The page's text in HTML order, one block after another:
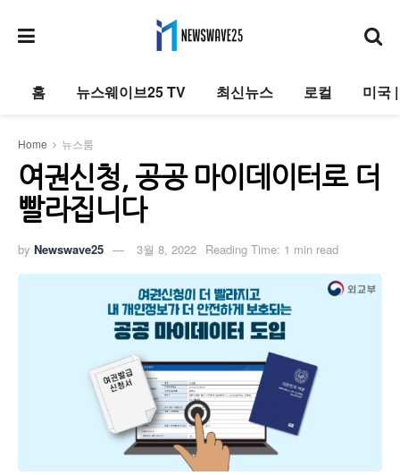
홈 뉴스웨이브25 TV 최신뉴스 로컬 미국
Home 뉴스룸
여권신청, 공공 마이데이터로 더
빨라집니다
by Newswave25 3월 8, 2022 Reading Time: 1 min read